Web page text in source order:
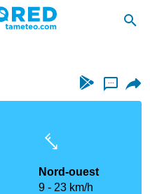
...
Nord-ouest
9
23 km/h